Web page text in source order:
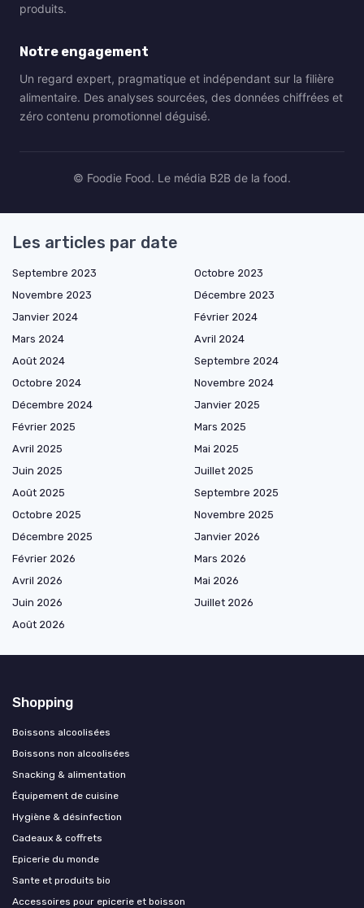
produits.
Notre engagement
Un regard expert, pragmatique et indépendant sur la filière
alimentaire. Des analyses sourcées, des données chiffrées et
zéro contenu promotionnel déguisé.
© Foodie Food. Le média B2B de la food.
Les articles par date
Septembre 2023
Octobre 2023
Novembre 2023
Décembre 2023
Janvier 2024
Février 2024
Mars 2024
Avril 2024
Août 2024
Septembre 2024
Octobre 2024
Novembre 2024
Décembre 2024
Janvier 2025
Février 2025
Mars 2025
Avril 2025
Mai 2025
Juin 2025
Juillet 2025
Août 2025
Septembre 2025
Octobre 2025
Novembre 2025
Décembre 2025
Janvier 2026
Février 2026
Mars 2026
Avril 2026
Mai 2026
Juin 2026
Juillet 2026
Août 2026
Shopping
Boissons alcoolisées
Boissons non alcoolisées
Snacking & alimentation
Équipement de cuisine
Hygiène & désinfection
Cadeaux & coffrets
Epicerie du monde
Sante et produits bio
Accessoires pour epicerie et boisson